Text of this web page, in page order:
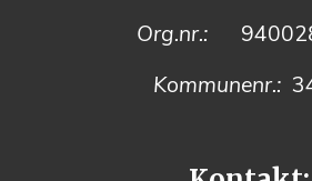
Org.nr.:
Kommunenr.: